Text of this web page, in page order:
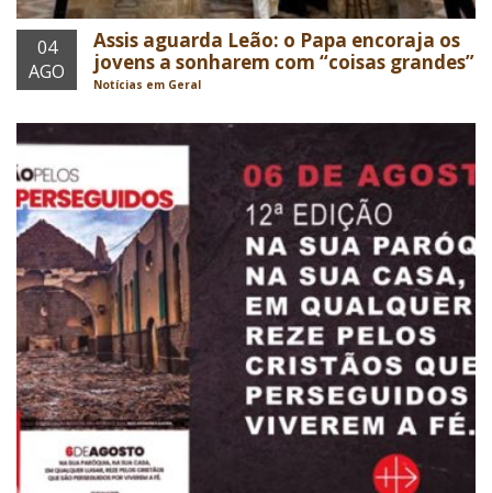
04
AGO
Assis aguarda Leão: o Papa encoraja os
jovens a sonharem com “coisas grandes”
Notícias em Geral